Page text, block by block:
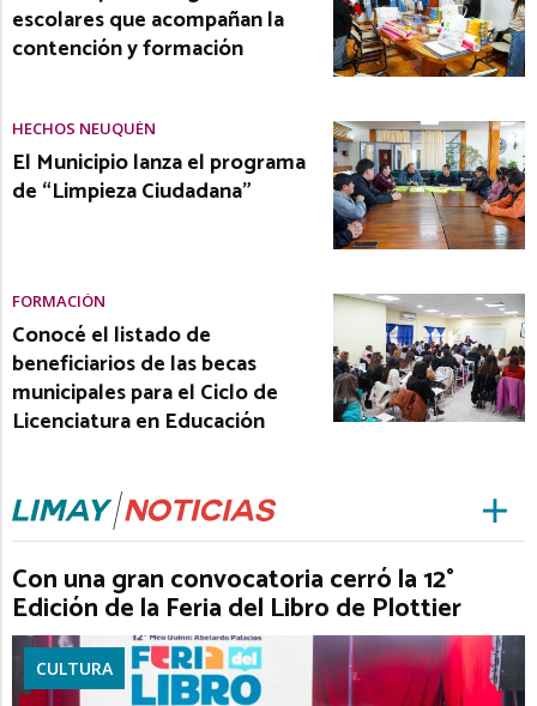
escolares que acompañan la
contención y formación
HECHOS NEUQUÉN
El Municipio lanza el programa
de “Limpieza Ciudadana”
FORMACIÓN
Conocé el listado de
beneficiarios de las becas
municipales para el Ciclo de
Licenciatura en Educación
Con una gran convocatoria cerró la 12°
Edición de la Feria del Libro de Plottier
CULTURA